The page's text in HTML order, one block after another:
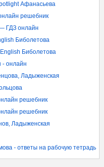
Афанасьева
решебник
ГДЗ онлайн
Биболетова
English Биболетова
- онлайн
Ладыженская
решебник
решебник
Ладыженская
- ответы на рабочую тетрадь